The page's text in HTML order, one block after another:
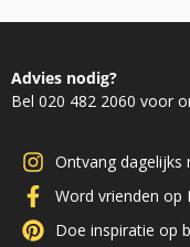
Advies nodig?
Bel 020 482 2060 voor
Ontvang dagelijks
Word vrienden op
Doe inspiratie op